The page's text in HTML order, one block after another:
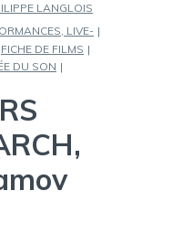
LANGLOIS
LIVE- |
FICHE DE FILMS |
DU SON |